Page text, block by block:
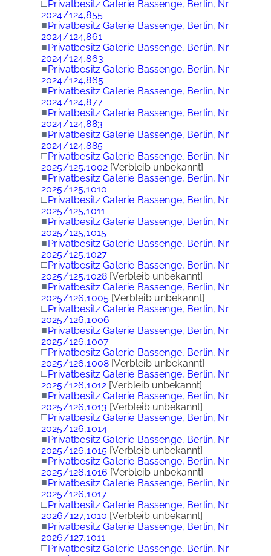
□Privatbesitz Galerie Bassenge, Berlin, Nr.
2024/124,855
■Privatbesitz Galerie Bassenge, Berlin, Nr.
2024/124,861
■Privatbesitz Galerie Bassenge, Berlin, Nr.
2024/124,863
■Privatbesitz Galerie Bassenge, Berlin, Nr.
2024/124,865
■Privatbesitz Galerie Bassenge, Berlin, Nr.
2024/124,877
■Privatbesitz Galerie Bassenge, Berlin, Nr.
2024/124,883
■Privatbesitz Galerie Bassenge, Berlin, Nr.
2024/124,885
□Privatbesitz Galerie Bassenge, Berlin, Nr.
2025/125,1002 [Verbleib unbekannt]
■Privatbesitz Galerie Bassenge, Berlin, Nr.
2025/125,1010
□Privatbesitz Galerie Bassenge, Berlin, Nr.
2025/125,1011
■Privatbesitz Galerie Bassenge, Berlin, Nr.
2025/125,1015
■Privatbesitz Galerie Bassenge, Berlin, Nr.
2025/125,1027
□Privatbesitz Galerie Bassenge, Berlin, Nr.
2025/125,1028 [Verbleib unbekannt]
■Privatbesitz Galerie Bassenge, Berlin, Nr.
2025/126,1005 [Verbleib unbekannt]
□Privatbesitz Galerie Bassenge, Berlin, Nr.
2025/126,1006
■Privatbesitz Galerie Bassenge, Berlin, Nr.
2025/126,1007
□Privatbesitz Galerie Bassenge, Berlin, Nr.
2025/126,1008 [Verbleib unbekannt]
□Privatbesitz Galerie Bassenge, Berlin, Nr.
2025/126,1012 [Verbleib unbekannt]
■Privatbesitz Galerie Bassenge, Berlin, Nr.
2025/126,1013 [Verbleib unbekannt]
□Privatbesitz Galerie Bassenge, Berlin, Nr.
2025/126,1014
■Privatbesitz Galerie Bassenge, Berlin, Nr.
2025/126,1015 [Verbleib unbekannt]
■Privatbesitz Galerie Bassenge, Berlin, Nr.
2025/126,1016 [Verbleib unbekannt]
■Privatbesitz Galerie Bassenge, Berlin, Nr.
2025/126,1017
□Privatbesitz Galerie Bassenge, Berlin, Nr.
2026/127,1010 [Verbleib unbekannt]
■Privatbesitz Galerie Bassenge, Berlin, Nr.
2026/127,1011
□Privatbesitz Galerie Bassenge, Berlin, Nr.